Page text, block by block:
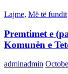
Lajme, Më të fundit
Premtimet e
Komunën e
adminadmin